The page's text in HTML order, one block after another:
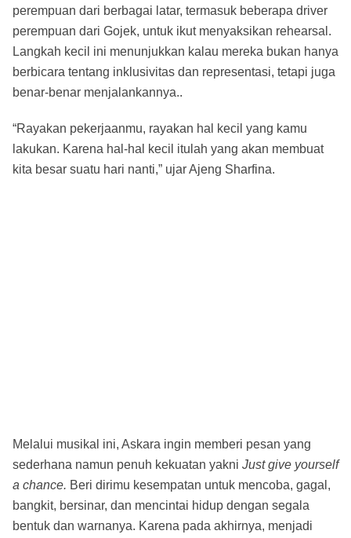
perempuan dari berbagai latar, termasuk beberapa driver
perempuan dari Gojek, untuk ikut menyaksikan rehearsal.
Langkah kecil ini menunjukkan kalau mereka bukan hanya
berbicara tentang inklusivitas dan representasi, tetapi juga
benar-benar menjalankannya..
“Rayakan pekerjaanmu, rayakan hal kecil yang kamu
lakukan. Karena hal-hal kecil itulah yang akan membuat
kita besar suatu hari nanti,” ujar Ajeng Sharfina.
Melalui musikal ini, Askara ingin memberi pesan yang
sederhana namun penuh kekuatan yakni Just give yourself
a chance. Beri dirimu kesempatan untuk mencoba, gagal,
bangkit, bersinar, dan mencintai hidup dengan segala
bentuk dan warnanya. Karena pada akhirnya, menjadi